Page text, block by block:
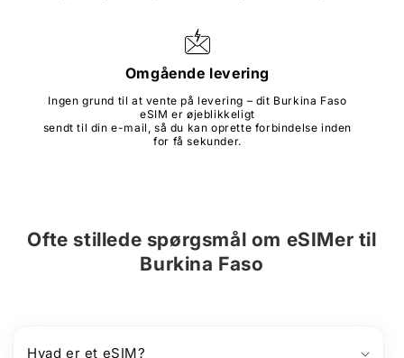
Omgående levering
Ingen grund til at vente på levering – dit Burkina Faso
eSIM er øjeblikkeligt
sendt til din e-mail, så du kan oprette forbindelse inden
for få sekunder.
Ofte stillede spørgsmål om eSIMer til
Burkina Faso
Hvad er et eSIM?